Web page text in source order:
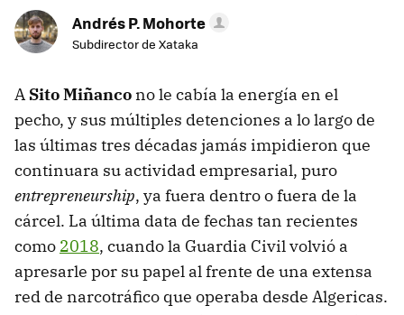
Andrés P. Mohorte
Subdirector de Xataka
A Sito Miñanco no le cabía la energía en el
pecho, y sus múltiples detenciones a lo largo de
las últimas tres décadas jamás impidieron que
continuara su actividad empresarial, puro
entrepreneurship, ya fuera dentro o fuera de la
cárcel. La última data de fechas tan recientes
como 2018, cuando la Guardia Civil volvió a
apresarle por su papel al frente de una extensa
red de narcotráfico que operaba desde Algericas.